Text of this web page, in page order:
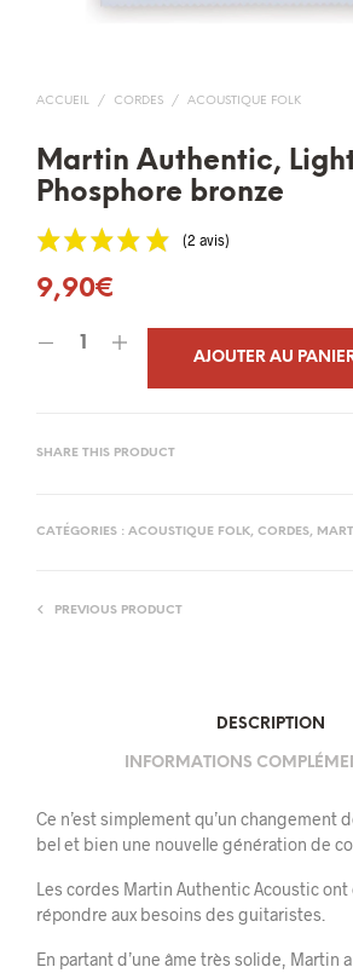
ACCUEIL / CORDES / ACOUSTIQUE FOLK
Martin Authentic,
Phosphore bronze
(2 avis)
9,90€
AJOUTER AU
SHARE THIS PRODUCT
CATÉGORIES : ACOUSTIQUE FOLK, CORDES,
PREVIOUS PRODUCT
DESCRIPTION
INFORMATIONS
Ce n’est simplement qu’un changement
bel et bien une nouvelle génération de
Les cordes Martin Authentic Acoustic
répondre aux besoins des guitaristes.
En partant d’une âme très solide, Martin